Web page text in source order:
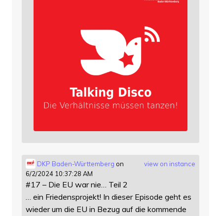
view on instance
DKP Baden-Württemberg on
6/2/2024 10:37:28 AM
#17 – Die EU war nie… Teil 2
… ein Friedensprojekt! In dieser Episode geht es
wieder um die EU in Bezug auf die kommende